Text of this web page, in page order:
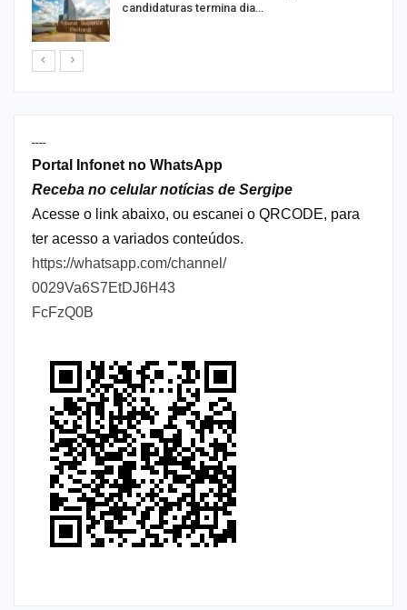
candidaturas termina dia…
----
Portal Infonet no WhatsApp
Receba no celular notícias de Sergipe
Acesse o link abaixo, ou escanei o QRCODE, para
ter acesso a variados conteúdos.
https://whatsapp.com/channel/
0029Va6S7EtDJ6H43
FcFzQ0B